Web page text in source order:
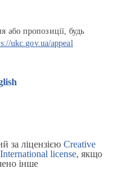
або пропозиції, будь
ukc.gov.ua/appeal
за ліцензією Creative
license, якщо
інше